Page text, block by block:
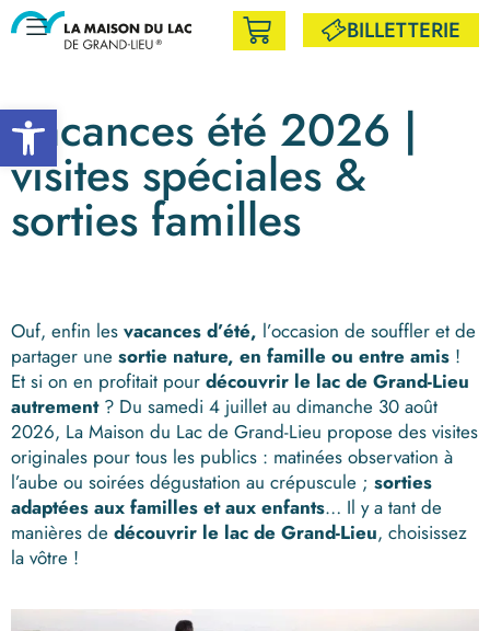
Ouvrir la barre d’outils
BILLETTERIE
Vacances été 2026 |
visites spéciales &
sorties familles
Ouf, enfin les vacances d’été, l’occasion de souffler et de
partager une sortie nature, en famille ou entre amis !
Et si on en profitait pour découvrir le lac de Grand-Lieu
autrement? Du samedi 4 juillet au dimanche 30 août
2026, La Maison du Lac de Grand-Lieu propose des visites
originales pour tous les publics : matinées observation à
l’aube ou soirées dégustation au crépuscule ; sorties
adaptées aux familles et aux enfants… Il y a tant de
manières de découvrir le lac de Grand-Lieu, choisissez
la vôtre !